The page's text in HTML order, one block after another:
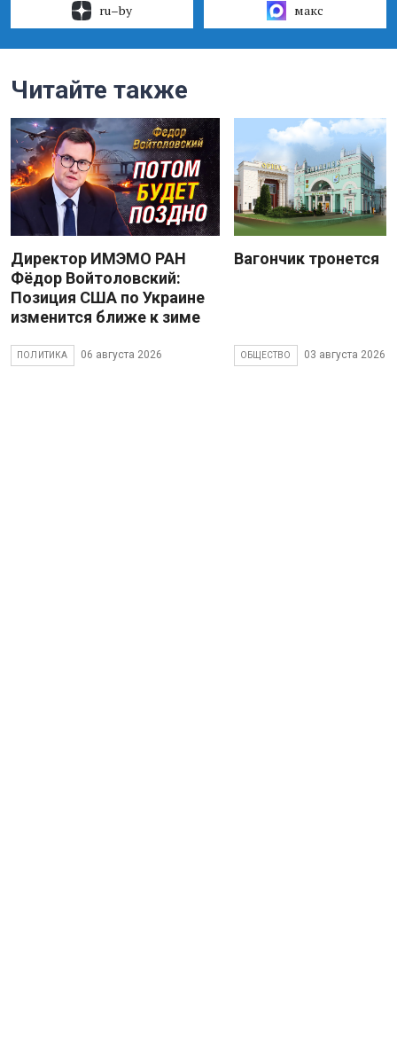
ru–by макс
Читайте также
Директор ИМЭМО РАН
Фёдор Войтоловский:
Позиция США по Украине
изменится ближе к зиме
ПОЛИТИКА 06 августа 2026
Вагончик тронется
ОБЩЕСТВО 03 августа 2026